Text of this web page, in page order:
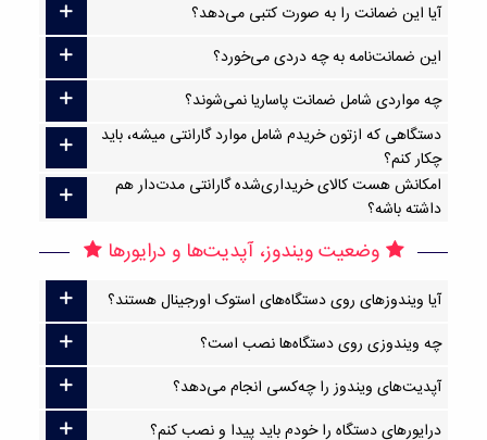
آیا این ضمانت را به صورت کتبی می‌دهد؟
این ضمانت‌نامه به چه دردی می‌خورد؟
چه مواردی شامل ضمانت پاساریا نمی‌شوند؟
دستگاهی که ازتون خریدم شامل موارد گارانتی میشه، باید
چکار کنم؟
امکانش هست کالای خریداری‌شده گارانتی مدت‌دار هم
داشته باشه؟
وضعیت ویندوز، آپدیت‌ها و درایورها
آیا ویندوزهای روی دستگاه‌های استوک اورجینال هستند؟
چه ویندوزی روی دستگاه‌ها نصب است؟
آپدیت‌های ویندوز را چه‌کسی انجام می‌دهد؟
درایورهای دستگاه را خودم باید پیدا و نصب کنم؟